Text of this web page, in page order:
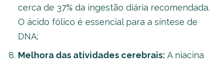
cerca de 37% da ingestão diária recomendada.
O ácido fólico é essencial para a síntese de
DNA;
Melhora das atividades cerebrais: A niacina